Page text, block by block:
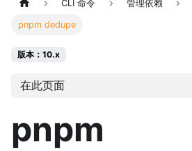
CLI 命令 管理依赖
pnpm dedupe
版本：10.x
在此页面
pnpm